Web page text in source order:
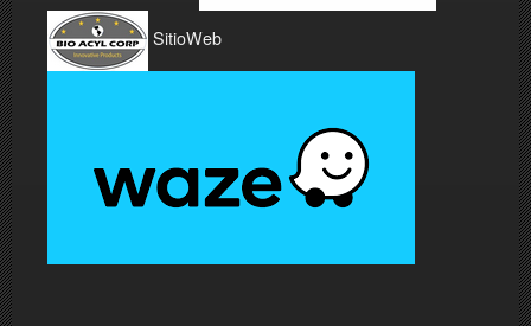
SitioWeb